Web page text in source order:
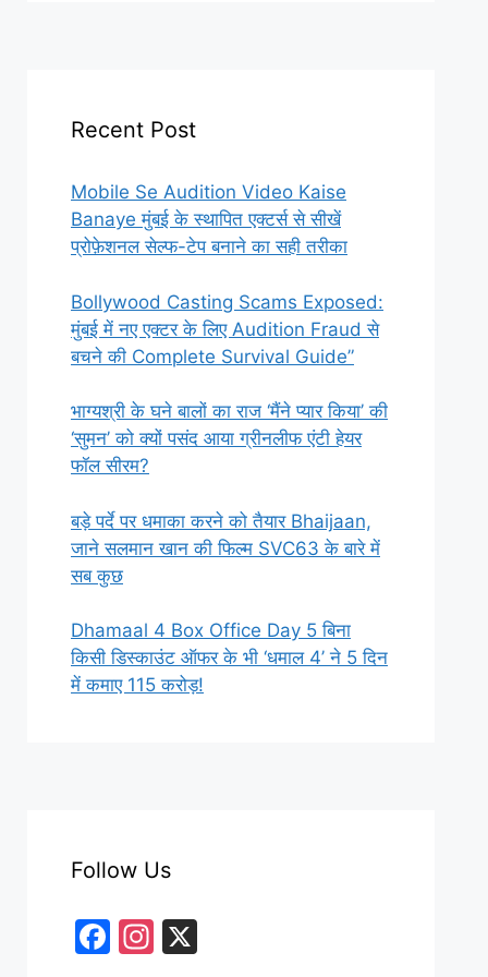
Recent Post
Mobile Se Audition Video Kaise
Banaye मुंबई के स्थापित एक्टर्स से सीखें
प्रोफ़ेशनल सेल्फ-टेप बनाने का सही तरीका
Bollywood Casting Scams Exposed:
मुंबई में नए एक्टर के लिए Audition Fraud से
बचने की Complete Survival Guide”
भाग्यश्री के घने बालों का राज ‘मैंने प्यार किया’ की
‘सुमन’ को क्यों पसंद आया ग्रीनलीफ एंटी हेयर
फॉल सीरम?
बड़े पर्दे पर धमाका करने को तैयार Bhaijaan,
जाने सलमान खान की फिल्म SVC63 के बारे में
सब कुछ
Dhamaal 4 Box Office Day 5 बिना
किसी डिस्काउंट ऑफर के भी ‘धमाल 4’ ने 5 दिन
में कमाए 115 करोड़!
Follow Us
F
In